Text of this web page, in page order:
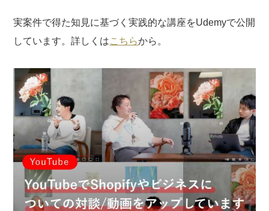
実案件で得た知見に基づく実践的な講座をUdemyで公開
しています。詳しくはこちらから。